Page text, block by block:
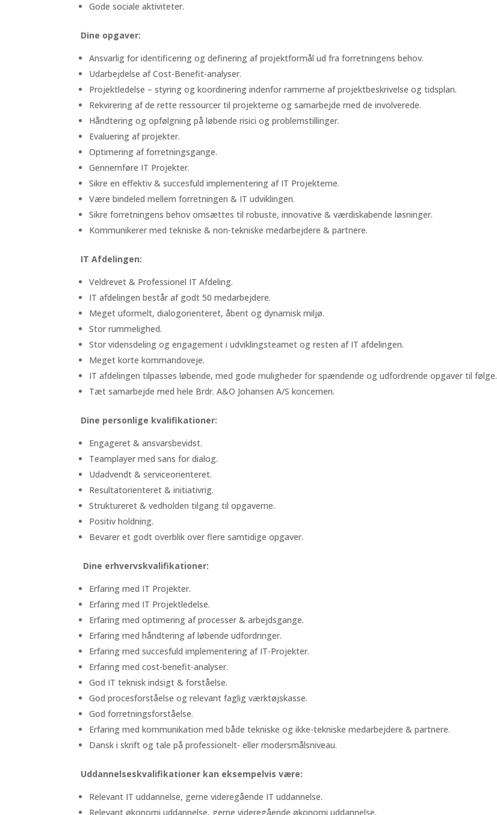
Gode sociale aktiviteter.
Dine opgaver:
Ansvarlig for identificering og definering af projektformål ud fra forretningens behov.
Udarbejdelse af Cost-Benefit-analyser.
Projektledelse – styring og koordinering indenfor rammerne af projektbeskrivelse og tidsplan.
Rekvirering af de rette ressourcer til projekterne og samarbejde med de involverede.
Håndtering og opfølgning på løbende risici og problemstillinger.
Evaluering af projekter.
Optimering af forretningsgange.
Gennemføre IT Projekter.
Sikre en effektiv & succesfuld implementering af IT Projekterne.
Være bindeled mellem forretningen & IT udviklingen.
Sikre forretningens behov omsættes til robuste, innovative & værdiskabende løsninger.
Kommunikerer med tekniske & non-tekniske medarbejdere & partnere.
IT Afdelingen:
Veldrevet & Professionel IT Afdeling.
IT afdelingen består af godt 50 medarbejdere.
Meget uformelt, dialogorienteret, åbent og dynamisk miljø.
Stor rummelighed.
Stor vidensdeling og engagement i udviklingsteamet og resten af IT afdelingen.
Meget korte kommandoveje.
IT afdelingen tilpasses løbende, med gode muligheder for spændende og udfordrende opgaver til følge.
Tæt samarbejde med hele Brdr. A&O Johansen A/S koncernen.
Dine personlige kvalifikationer:
Engageret & ansvarsbevidst.
Teamplayer med sans for dialog.
Udadvendt & serviceorienteret.
Resultatorienteret & initiativrig.
Struktureret & vedholden tilgang til opgaverne.
Positiv holdning.
Bevarer et godt overblik over flere samtidige opgaver.
Dine erhvervskvalifikationer:
Erfaring med IT Projekter.
Erfaring med IT Projektledelse.
Erfaring med optimering af processer & arbejdsgange.
Erfaring med håndtering af løbende udfordringer.
Erfaring med succesfuld implementering af IT-Projekter.
Erfaring med cost-benefit-analyser.
God IT teknisk indsigt & forståelse.
God procesforståelse og relevant faglig værktøjskasse.
God forretningsforståelse.
Erfaring med kommunikation med både tekniske og ikke-tekniske medarbejdere & partnere.
Dansk i skrift og tale på professionelt- eller modersmålsniveau.
Uddannelseskvalifikationer kan eksempelvis være:
Relevant IT uddannelse, gerne videregående IT uddannelse.
Relevant økonomi uddannelse, gerne videregående økonomi uddannelse.